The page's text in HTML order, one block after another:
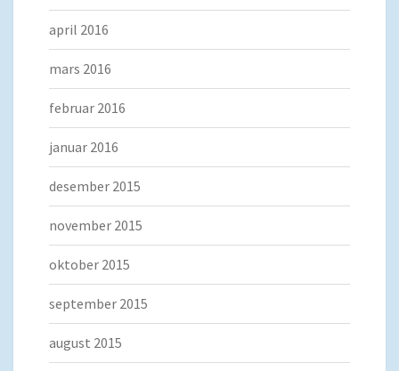
april 2016
mars 2016
februar 2016
januar 2016
desember 2015
november 2015
oktober 2015
september 2015
august 2015